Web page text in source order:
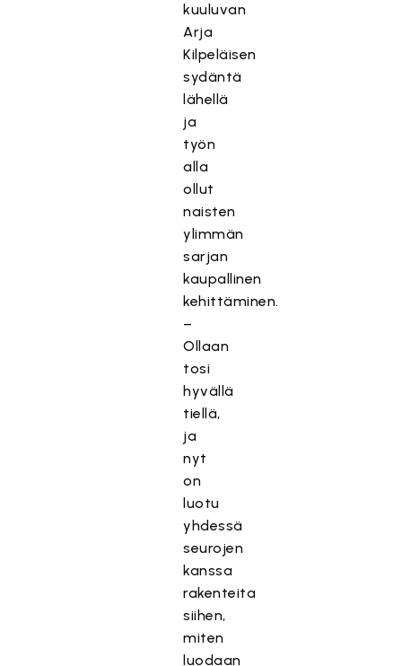
kuuluvan
Arja
Kilpeläisen
sydäntä
lähellä
ja
työn
alla
ollut
naisten
ylimmän
sarjan
kaupallinen
kehittäminen.
–
Ollaan
tosi
hyvällä
tiellä,
ja
nyt
on
luotu
yhdessä
seurojen
kanssa
rakenteita
siihen,
miten
luodaan